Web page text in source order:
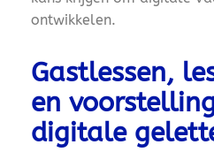
ontwikkelen.
Gastlessen,
en
digitale